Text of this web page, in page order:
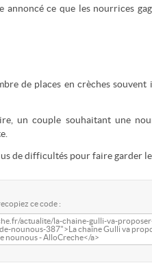
ce que les nourrices
de places en crèches
un couple souhaitant une
de difficultés pour faire garder
ce code :
actualite/la-chaine-gulli-va-
nounous-387">La chaîne Gulli va
nounous - AlloCreche</a>